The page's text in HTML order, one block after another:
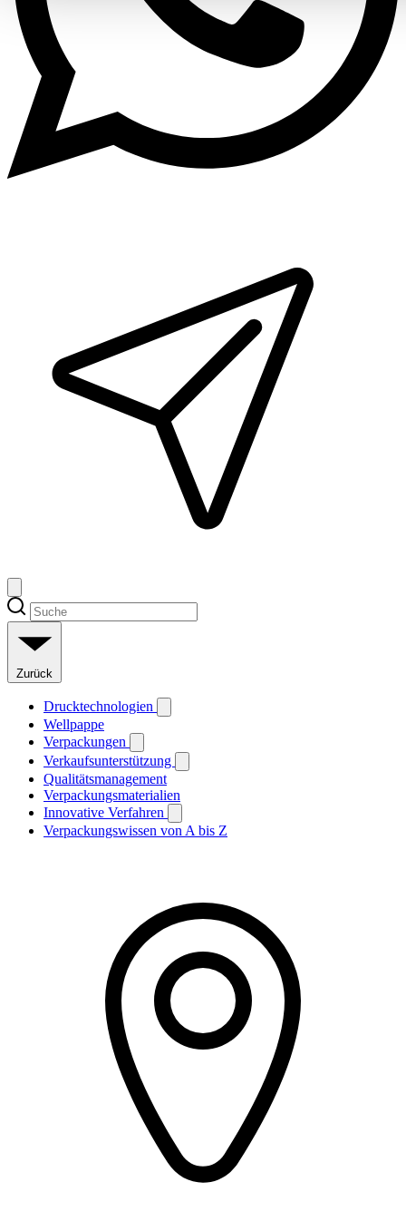
Zurück
Drucktechnologien
Wellpappe
Verpackungen
Verkaufsunterstützung
Qualitätsmanagement
Verpackungsmaterialien
Innovative Verfahren
Verpackungswissen von A bis Z